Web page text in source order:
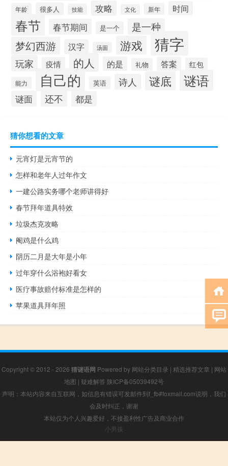
年龄 很多人 技能 攻略 文化 新年 时间
春节 春节期间 是一个 是一种
梦幻西游 汉字 汤圆 游戏 猜字
玩家 疫情 的人 的是 礼物 答案 红包
能力 自己的 英语 诗人 谜底 谜语
谜面 还不 都是
猜你想看的文章
元宵灯是元宵节的
怎样和老年人过年作文
一建公路实务哪个老师讲得好
春节拜年道具特效
垃圾杰克攻略
阉鸡是什么鸡
阴历二月是大年是小年
过年穿什么浴袍好看女
医疗事故赔付标准是怎样的
苹果道具拜年照
Copyright © 2012 - 2026 猜谜语网 Powered by 网站分类目录 | 精选推荐文章 | 网站
地图 | 疑难解答 陕ICP备05039492号
声明：本站内容来自互联网，如信息有错误可发邮件到f_fb#foxmail.com说明，我们
会及时纠正，谢谢
本站仅为个人兴趣爱好，不接盈利性广告及商业合作
小男孩